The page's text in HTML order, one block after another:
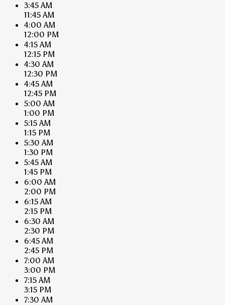
3:45 AM
11:45 AM
4:00 AM
12:00 PM
4:15 AM
12:15 PM
4:30 AM
12:30 PM
4:45 AM
12:45 PM
5:00 AM
1:00 PM
5:15 AM
1:15 PM
5:30 AM
1:30 PM
5:45 AM
1:45 PM
6:00 AM
2:00 PM
6:15 AM
2:15 PM
6:30 AM
2:30 PM
6:45 AM
2:45 PM
7:00 AM
3:00 PM
7:15 AM
3:15 PM
7:30 AM